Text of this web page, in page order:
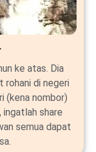
ke atas. Dia
rohani di negeri
(kena nombor)
ingatlah share
semua dapat